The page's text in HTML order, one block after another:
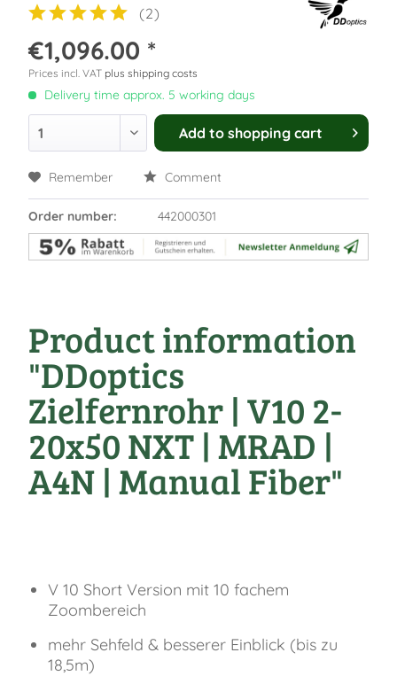
(2)
€1,096.00 *
Prices incl. VAT plus shipping costs
Delivery time approx. 5 working days
Add to shopping cart
Remember Comment
Order number: 442000301
Product information
"DDoptics
Zielfernrohr | V10 2-
20x50 NXT | MRAD |
A4N | Manual Fiber"
V 10 Short Version mit 10 fachem
Zoombereich
mehr Sehfeld & besserer Einblick (bis zu
18,5m)